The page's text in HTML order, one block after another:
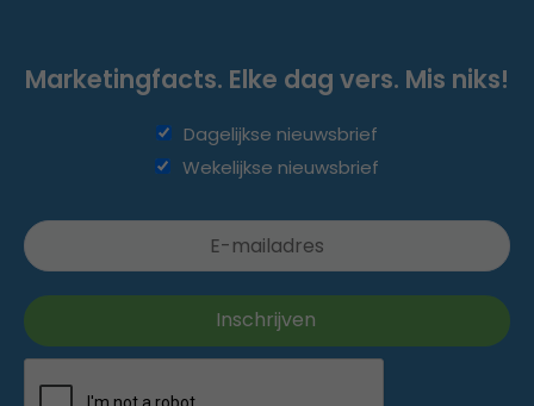
Marketingfacts. Elke dag vers. Mis niks!
Dagelijkse nieuwsbrief
Wekelijkse nieuwsbrief